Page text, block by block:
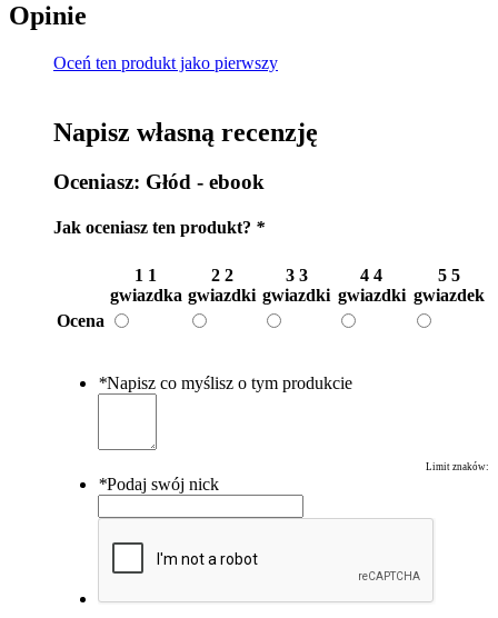
Opinie
Oceń ten produkt jako pierwszy
Napisz własną recenzję
Oceniasz: Głód - ebook
Jak oceniasz ten produkt? *
1 1
gwiazdka
2 2
gwiazdki
3 3
gwiazdki
4 4
gwiazdki
5 5
gwiazdek
Ocena
*Napisz co myślisz o tym produkcie
Limit znaków:
*Podaj swój nick